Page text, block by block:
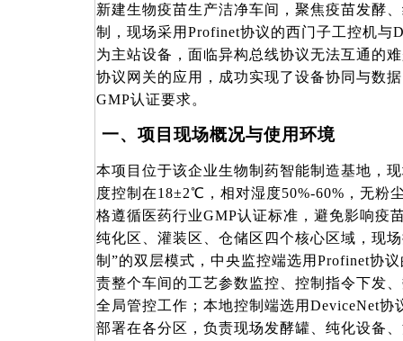
新建生物疫苗生产洁净车间，聚焦疫苗发酵
制，现场采用 Profinet协议的西门子工控机与
为主站设备，面临异构总线协议无法互通的
协议网关的应用，成功实现了设备协同与数
GMP认证要求。
一、项目现场概况与使用环境
本项目位于该企业生物制药智能制造基地，
度控制在18±2℃，相对湿度50%-60%，无粉
格遵循医药行业GMP认证标准，避免影响疫
纯化区、灌装区、仓储区四个核心区域，现
制”的双层模式，中央监控端选用Profinet协
责整个车间的工艺参数监控、控制指令下发
全局管控工作；本地控制端选用DeviceNet协
部署在各分区，负责现场发酵罐、纯化设备